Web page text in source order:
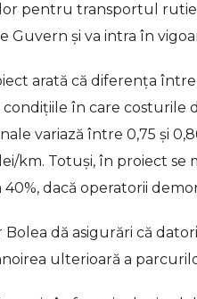
pentru transportul
Guvern și va intra în
arată că diferența
condițiile în care
variază între 0,75 și
km. Totuși, în proiect
dacă operatorii
Bolea dă asigurări că
ulterioară a